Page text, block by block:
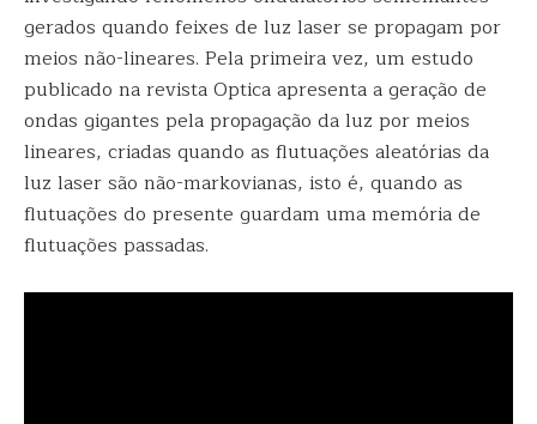
gerados quando feixes de luz laser se propagam por
meios não-lineares. Pela primeira vez, um estudo
publicado na revista Optica apresenta a geração de
ondas gigantes pela propagação da luz por meios
lineares, criadas quando as flutuações aleatórias da
luz laser são não-markovianas, isto é, quando as
flutuações do presente guardam uma memória de
flutuações passadas.